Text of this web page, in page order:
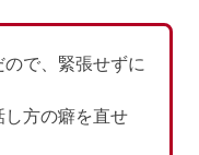
ので、緊張せずに
し方の癖を直せ